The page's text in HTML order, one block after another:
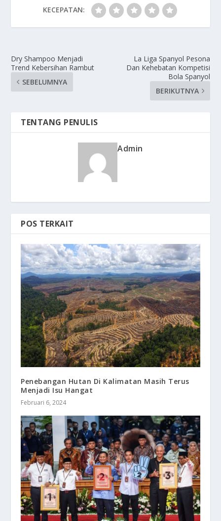
KECEPATAN:
Dry Shampoo Menjadi
Trend Kebersihan Rambut
SEBELUMNYA
La Liga Spanyol Pesona
Dan Kehebatan Kompetisi
Bola Spanyol
BERIKUTNYA
TENTANG PENULIS
Admin
POS TERKAIT
Penebangan Hutan Di Kalimatan Masih Terus
Menjadi Isu Hangat
Februari 6, 2024